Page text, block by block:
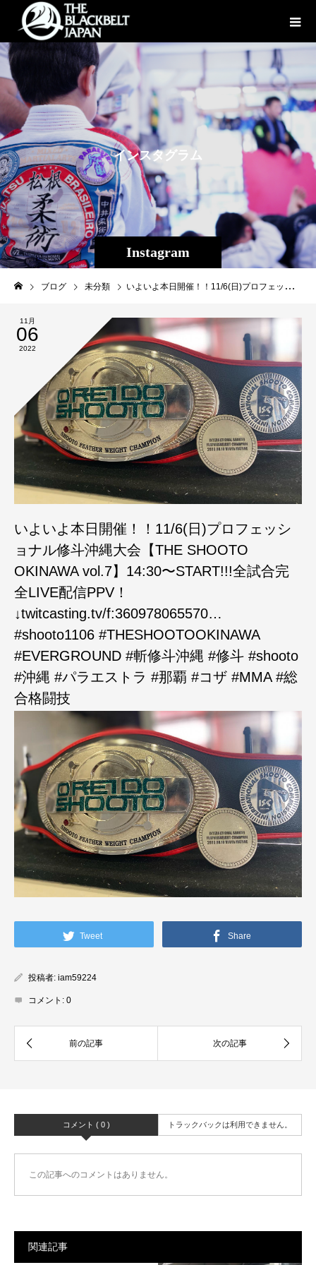
Instagram
インスタグラ ム
ブログ 未分類 いよいよ本日開催！！11/6(日)プロフェッショナル修斗沖縄大会【THE SHOOTO OKINAWA vol.7】14:30〜START!!!全試合完全LIVE配信PPV！↓twitcasting.tv/f:360978065570…#shooto1106 #THESHOOTOOKINAWA #EVERGROUND #斬修斗沖縄 #修斗 #shooto #沖縄 #パラエストラ #那覇 #コザ #MMA #総合格闘技
11月
06
2022
いよいよ本日開催！！11/6(日)プロフェッシ
ョナル修斗沖縄大会【THE SHOOTO
OKINAWA vol.7】14:30〜START!!!全試合完
全LIVE配信PPV！
↓twitcasting.tv/f:360978065570…
#shooto1106 #THESHOOTOOKINAWA
#EVERGROUND #斬修斗沖縄 #修斗 #shooto
#沖縄 #パラエストラ #那覇 #コザ #MMA #総
合格闘技
Tweet Share
投稿者: iam59224
コメント: 0
コメント ( 0 ) トラックバックは利用できません。
この記事へのコメントはありません。
関連記事